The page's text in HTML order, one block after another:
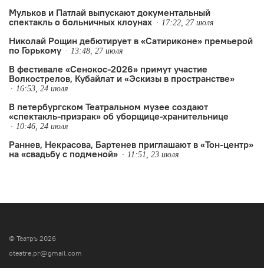
Мульков и Патлай выпускают документальный
спектакль о больничных клоунах
17:22, 27 июля
Николай Рощин дебютирует в «Сатириконе» премьерой
по Горькому
13:48, 27 июля
В фестивале «Сенокос-2026» примут участие
Волкострелов, Кубайлат и «Эскизы в пространстве»
16:53, 24 июля
В петербургском Театральном музее создают
«спектакль-призрак» об уборщице-хранительнице
10:46, 24 июля
Раннев, Некрасова, Бартенев приглашают в «Тон-центр»
на «свадьбу с подменой»
11:51, 23 июля
© Театръ 2026
oteatre.pr@gmail.com